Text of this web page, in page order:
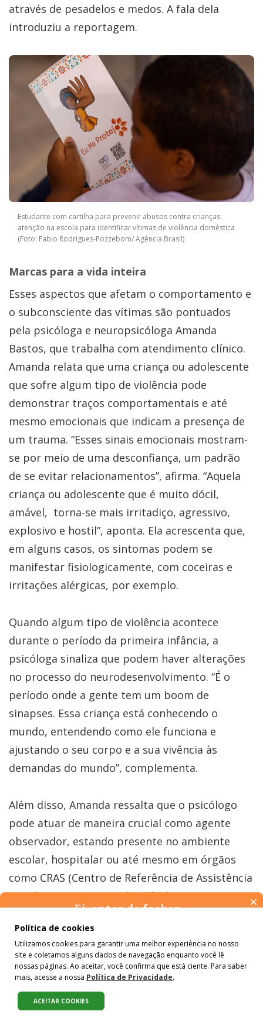
através de pesadelos e medos. A fala dela
introduziu a reportagem.
Estudante com cartilha para prevenir abusos contra crianças:
atenção na escola para identificar vítimas de violência doméstica
(Foto: Fabio Rodrigues-Pozzebom/ Agência Brasil)
Marcas para a vida inteira
Esses aspectos que afetam o comportamento e
o subconsciente das vítimas são pontuados
pela psicóloga e neuropsicóloga Amanda
Bastos, que trabalha com atendimento clínico.
Amanda relata que uma criança ou adolescente
que sofre algum tipo de violência pode
demonstrar traços comportamentais e até
mesmo emocionais que indicam a presença de
um trauma. “Esses sinais emocionais mostram-
se por meio de uma desconfiança, um padrão
de se evitar relacionamentos”, afirma. “Aquela
criança ou adolescente que é muito dócil,
amável, torna-se mais irritadiço, agressivo,
explosivo e hostil”, aponta. Ela acrescenta que,
em alguns casos, os sintomas podem se
manifestar fisiologicamente, com coceiras e
irritações alérgicas, por exemplo.
Quando algum tipo de violência acontece
durante o período da primeira infância, a
psicóloga sinaliza que podem haver alterações
no processo do neurodesenvolvimento. “É o
período onde a gente tem um boom de
sinapses. Essa criança está conhecendo o
mundo, entendendo como ele funciona e
ajustando o seu corpo e a sua vivência às
demandas do mundo”, complementa.
Além disso, Amanda ressalta que o psicólogo
pode atuar de maneira crucial como agente
observador, estando presente no ambiente
escolar, hospitalar ou até mesmo em órgãos
como CRAS (Centro de Referência de Assistência
Social), CREAS (Centro de Referência
conselheiro tutelar. Assim, ele contribui para a
prevenção e identificação desses casos. “Dentro
do processo da escolarização, o psicólogo
adolescente está apresentando aquelas
Compartilhe:
Política de cookies
Utilizamos cookies para garantir uma melhor experiência no nosso
site e coletamos alguns dados de navegação enquanto você lê
nossas páginas. Ao aceitar, você confirma que está ciente. Para saber
mais, acesse a nossa Política de Privacidade.
ACEITAR COOKIES
×
Ei, antes de fechar…
Pense na importância de manter-se informado(a). Quer ter
colunistas e reportagens especiais? Receba a nossa newsletter.
É de graça :)